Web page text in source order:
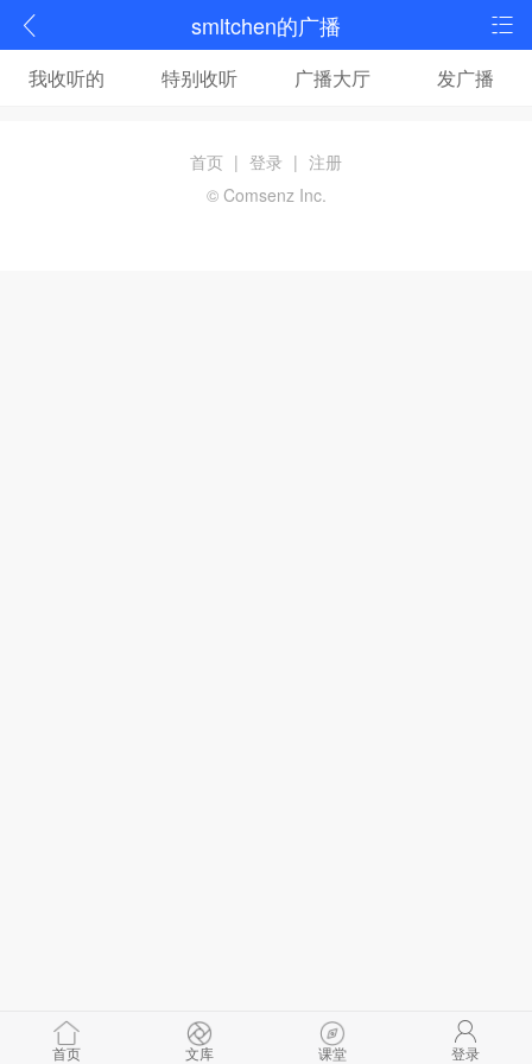
smltchen的广播
我收听的 特别收听 广播大厅 发广播
首页 文库 课堂 登录
首页 | 登录 | 注册
© Comsenz Inc.